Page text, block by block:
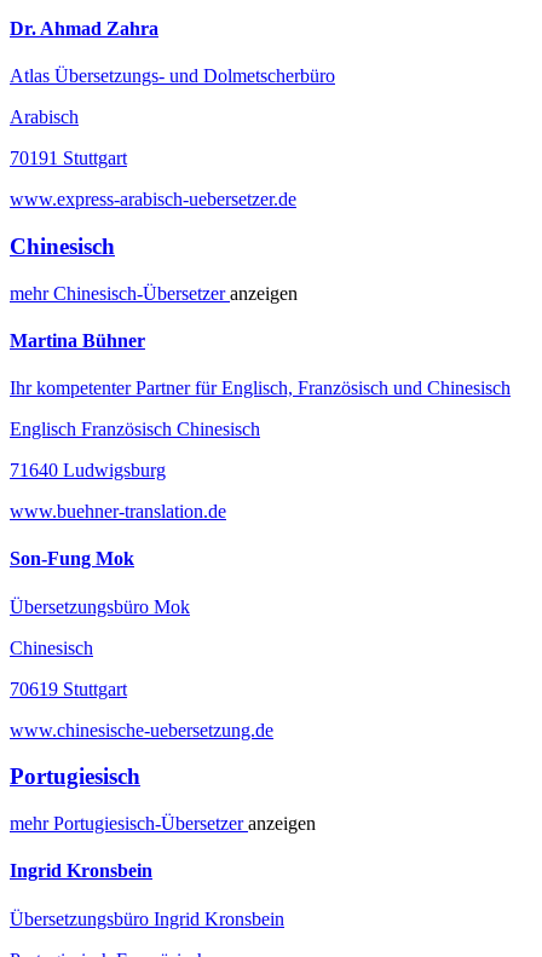
Dr. Ahmad Zahra
Atlas Übersetzungs- und Dolmetscherbüro
Arabisch
70191 Stuttgart
www.express-arabisch-uebersetzer.de
Chinesisch
mehrChinesisch-Übersetzeranzeigen
Martina Bühner
Ihr kompetenter Partner für Englisch, Französisch und Chinesisch
Englisch Französisch Chinesisch
71640 Ludwigsburg
www.buehner-translation.de
Son-Fung Mok
Übersetzungsbüro Mok
Chinesisch
70619 Stuttgart
www.chinesische-uebersetzung.de
Portugiesisch
mehrPortugiesisch-Übersetzeranzeigen
Ingrid Kronsbein
Übersetzungsbüro Ingrid Kronsbein